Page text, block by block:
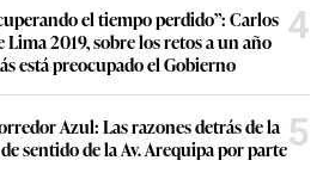
el tiempo perdido”: Carlos
Lima 2019, sobre los retos a un año
está preocupado el Gobierno
4
Azul: Las razones detrás de la
sentido de la Av. Arequipa por parte5